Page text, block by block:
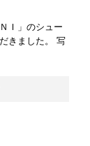
Ｉ」のシュー
きました。 写